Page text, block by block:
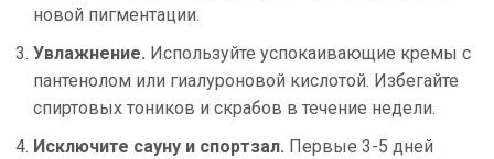
новой пигментации.
Увлажнение. Используйте успокаивающие кремы с
пантенолом или гиалуроновой кислотой. Избегайте
спиртовых тоников и скрабов в течение недели.
Исключите сауну и спортзал. Первые 3-5 дней